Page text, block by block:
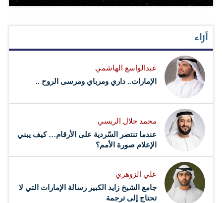
آراء
عبدالواسع الهاشمي
الإمارات.. داري ومرباي ومرسى الروح ..
محمد جلال الريسي
عندما تنتصر السّردية على الأرقام… كيف يبني
الإعلام صورة الأمم؟
علي الزوهري
جامع الشيخ زايد الكبير رسالة الإمارات التي لا
تحتاج إلى ترجمة